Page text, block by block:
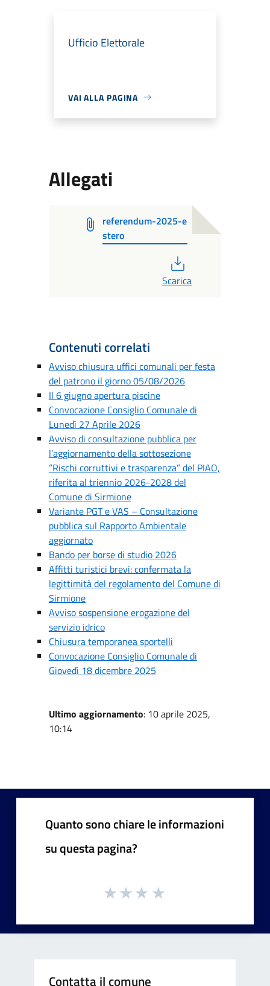
Ufficio Elettorale
VAI ALLA PAGINA
Allegati
referendum-2025-e
stero
Scarica
Contenuti correlati
Avviso chiusura uffici comunali per festa
del patrono il giorno 05/08/2026
Il 6 giugno apertura piscine
Convocazione Consiglio Comunale di
Lunedì 27 Aprile 2026
Avviso di consultazione pubblica per
l’aggiornamento della sottosezione
“Rischi corruttivi e trasparenza” del PIAO,
riferita al triennio 2026-2028 del
Comune di Sirmione
Variante PGT e VAS – Consultazione
pubblica sul Rapporto Ambientale
aggiornato
Bando per borse di studio 2026
Affitti turistici brevi: confermata la
legittimità del regolamento del Comune di
Sirmione
Avviso sospensione erogazione del
servizio idrico
Chiusura temporanea sportelli
Convocazione Consiglio Comunale di
Giovedì 18 dicembre 2025
Ultimo aggiornamento: 10 aprile 2025,
10:14
Quanto sono chiare le informazioni
su questa pagina?
Contatta il comune